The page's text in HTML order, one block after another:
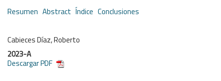
Resumen Abstract Índice Conclusiones
Cabieces Díaz, Roberto
2023-A
Descargar PDF